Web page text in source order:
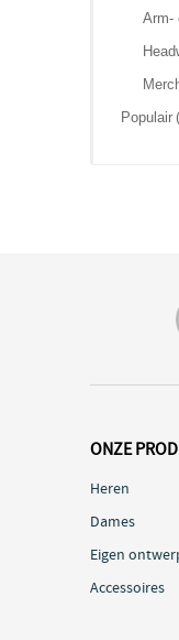
Arm-
Populair
ONZE
Heren
Dames
Eigen
Accessoires